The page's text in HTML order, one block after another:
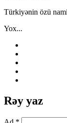
Türkiyənin özü
Yox...
Rəy yaz